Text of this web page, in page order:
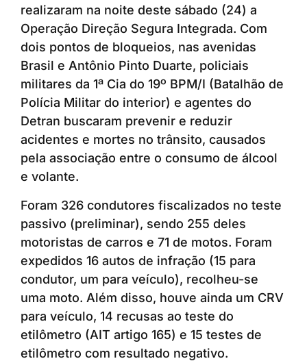
realizaram na noite deste sábado (24) a
Operação Direção Segura Integrada. Com
dois pontos de bloqueios, nas avenidas
Brasil e Antônio Pinto Duarte, policiais
militares da 1ª Cia do 19º BPM/I (Batalhão de
Polícia Militar do interior) e agentes do
Detran buscaram prevenir e reduzir
acidentes e mortes no trânsito, causados
pela associação entre o consumo de álcool
e volante.
Foram 326 condutores fiscalizados no teste
passivo (preliminar), sendo 255 deles
motoristas de carros e 71 de motos. Foram
expedidos 16 autos de infração (15 para
condutor, um para veículo), recolheu-se
uma moto. Além disso, houve ainda um CRV
para veículo, 14 recusas ao teste do
etilômetro (AIT artigo 165) e 15 testes de
etilômetro com resultado negativo.